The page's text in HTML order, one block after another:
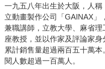
一九五八年出生於大阪，人
立動畫製作公司「GAINAX」
兼職講師，立教大學、麻省
座教授，並以作家及評論家
累計銷售量超過兩百五十萬
閱人數超過一百萬人。